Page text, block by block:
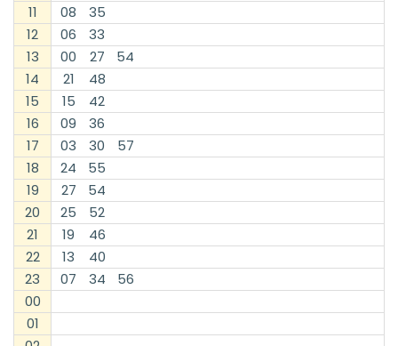
11
08
35
12
06
33
13
00 27
54
14
21
48
15
15
42
16
09
36
17
03 30
57
18
24
55
19
27
54
20
25
52
21
19
46
22
13
40
23
07 34
56
00
01